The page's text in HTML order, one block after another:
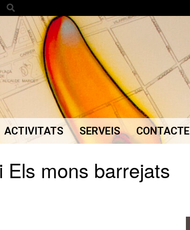
Search
Secondary
Menu
ACTIVITATS SERVEIS CONTACTE
Els mons barrejats